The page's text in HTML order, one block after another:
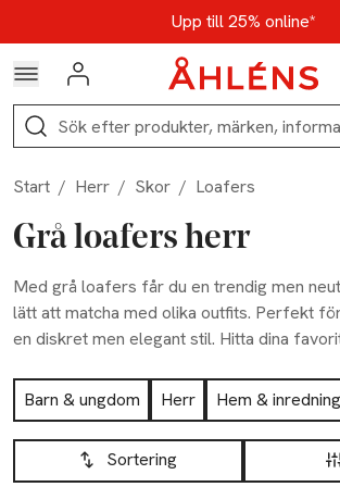
Hoppa till navigationsmenynUpp till 25% online*
Kod: AUG25 - Shoppa nu
Logga in
Sök
Start / Herr / Skor / Loafers
Grå loafers herr
Med grå loafers får du en trendig men
lätt att matcha med olika outfits. Perfekt
en diskret men elegant stil. Hitta dina
Hoppa till produktsidan
Barn & ungdom Herr Hem & inredning
Hoppa till produktsidan
Sortering
Lista över produkter